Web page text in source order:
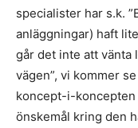
specialister har s.k.
anläggningar) haft
går det inte att vänta
vägen”, vi kommer
koncept-i-koncepten
önskemål kring den